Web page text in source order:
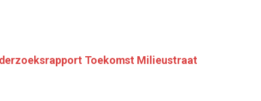
Toekomst Milieustraat